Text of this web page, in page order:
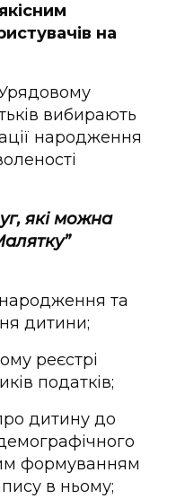
на
вибирають
народження
які можна
та
дитини;
реєстрі
податків;
дитину до
формуванням
в ньому;